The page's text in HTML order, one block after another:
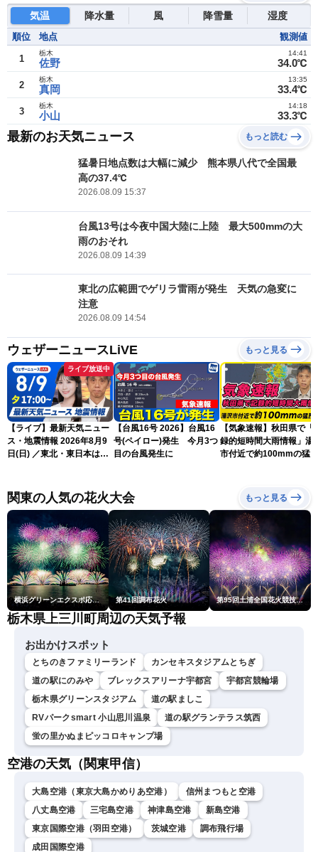
気温 降水量 風 降雪量 湿度
順位 地点 観測値
1 佐野
栃木
34.0℃
14:41
2 真岡
栃木
33.4℃
13:35
3 小山
栃木
33.3℃
14:18
最新のお天気ニュース もっと読む
猛暑日地点数は大幅に減少 熊本県八代で全国最
高の37.4℃
2026.08.09 15:37
台風13号は今夜中国大陸に上陸 最大500mmの大
雨のおそれ
2026.08.09 14:39
東北の広範囲でゲリラ雷雨が発生 天気の急変に
注意
2026.08.09 14:54
ウェザーニュースLiVE もっと見る
ライブ放送中
【ライブ】最新天気ニュー
ス・地震情報 2026年8月9
日(日) ／東北・東日本は急
北美月／芳野達郎〉
【台風16号 2026】台風16
号(ペイロー)発生 今月3つ
目の台風発生に
【気象速報】秋田県で「
録的短時間大雨情報」湯
市付近で約100mmの猛烈
関東の人気の花火大会 もっと見る
横浜グリーンエクスポ応援 みなとみらいフェスティバル「スカイシンフォニーinヨコハマ presented byコロワイド」 第41回調布花火 第95回土浦全国花火競技大会
栃木県上三川町周辺の天気予報
お出かけスポット
とちのきファミリーランド
カンセキスタジアムとちぎ
道の駅にのみや
ブレックスアリーナ宇都宮
宇都宮競輪場
栃木県グリーンスタジアム
道の駅ましこ
RVパークsmart 小山思川温泉
道の駅グランテラス筑西
蛍の里かぬまピッコロキャンプ場
空港の天気（関東甲信）
大島空港（東京大島かめりあ空港）
信州まつもと空港
八丈島空港
三宅島空港 神津島空港
新島空港
東京国際空港（羽田空港）
茨城空港
調布飛行場
成田国際空港